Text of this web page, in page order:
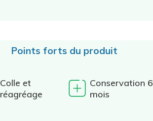
Points forts du produit
Colle et
réagréage
Conservation 6
mois